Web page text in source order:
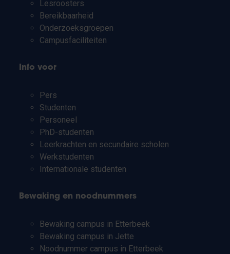
Lesroosters
Bereikbaarheid
Onderzoeksgroepen
Campusfaciliteiten
Info voor
Pers
Studenten
Personeel
PhD-studenten
Leerkrachten en secundaire scholen
Werkstudenten
Internationale studenten
Bewaking en noodnummers
Bewaking campus in Etterbeek
Bewaking campus in Jette
Noodnummer campus in Etterbeek